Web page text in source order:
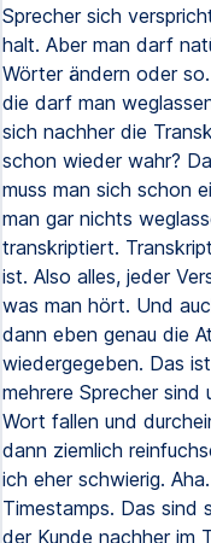
Sprecher sich
halt. Aber man darf
Wörter ändern oder
die darf man
sich nachher die
schon wieder wahr?
muss man sich schon
man gar nichts
transkriptiert.
ist. Also alles, jeder
was man hört. Und
dann eben genau die
wiedergegeben. Das
mehrere Sprecher
Wort fallen und
dann ziemlich
ich eher schwierig.
Timestamps. Das sind
der Kunde nachher im